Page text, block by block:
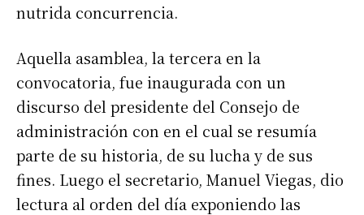
nutrida concurrencia.
Aquella asamblea, la tercera en la
convocatoria, fue inaugurada con un
discurso del presidente del Consejo de
administración con en el cual se resumía
parte de su historia, de su lucha y de sus
fines. Luego el secretario, Manuel Viegas, dio
lectura al orden del día exponiendo las